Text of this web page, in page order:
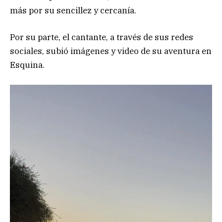
más por su sencillez y cercanía.
Por su parte, el cantante, a través de sus redes
sociales, subió imágenes y video de su aventura en
Esquina.